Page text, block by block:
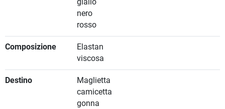
giallo
nero
rosso
Composizione
Elastan
viscosa
Destino
Maglietta
camicetta
gonna